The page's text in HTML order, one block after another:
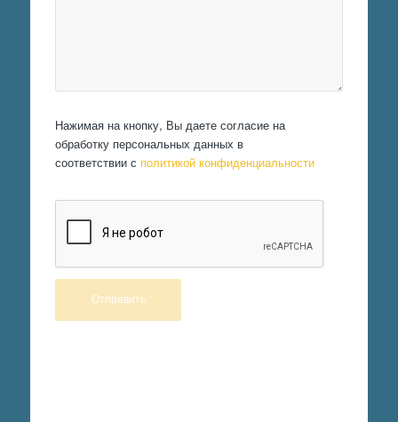
Нажимая на кнопку, Вы даете согласие на
обработку персональных данных в
соответствии с политикой конфиденциальности